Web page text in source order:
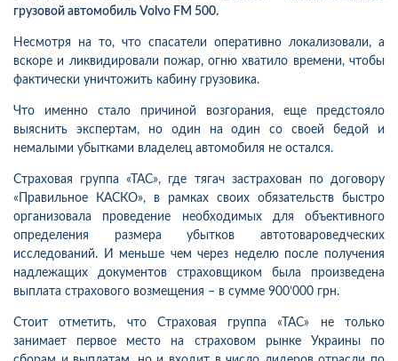
грузовой автомобиль Volvo FM 500.
Несмотря на то, что спасатели оперативно локализовали, а
вскоре и ликвидировали пожар, огню хватило времени, чтобы
фактически уничтожить кабину грузовика.
Что именно стало причиной возгорания, еще предстояло
выяснить экспертам, но один на один со своей бедой и
немалыми убытками владелец автомобиля не остался.
Страховая группа «ТАС», где тягач застрахован по договору
«Правильное КАСКО», в рамках своих обязательств быстро
организовала проведение необходимых для объективного
определения размера убытков автотовароведческих
исследований. И меньше чем через неделю после получения
надлежащих документов страховщиком была произведена
выплата страхового возмещения – в сумме 900’000 грн.
Стоит отметить, что Страховая группа «ТАС» не только
занимает первое место на страховом рынке Украины по